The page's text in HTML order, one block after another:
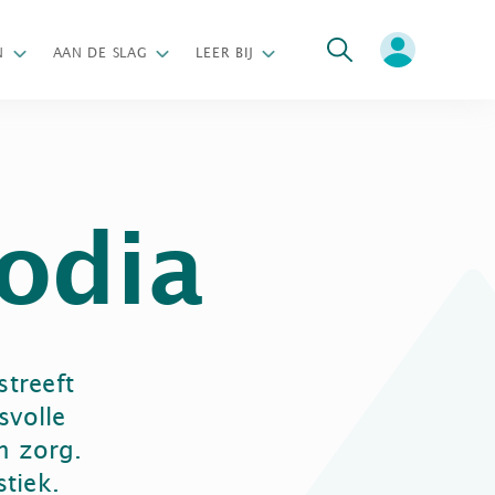
AAN DE SLAG LEER BIJ
zorg.